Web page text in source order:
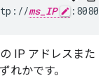
ms_IP :8080/
IP アドレスまた
れかです。